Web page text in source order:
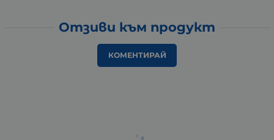
Отзиви към продукт
КОМЕНТИРАЙ